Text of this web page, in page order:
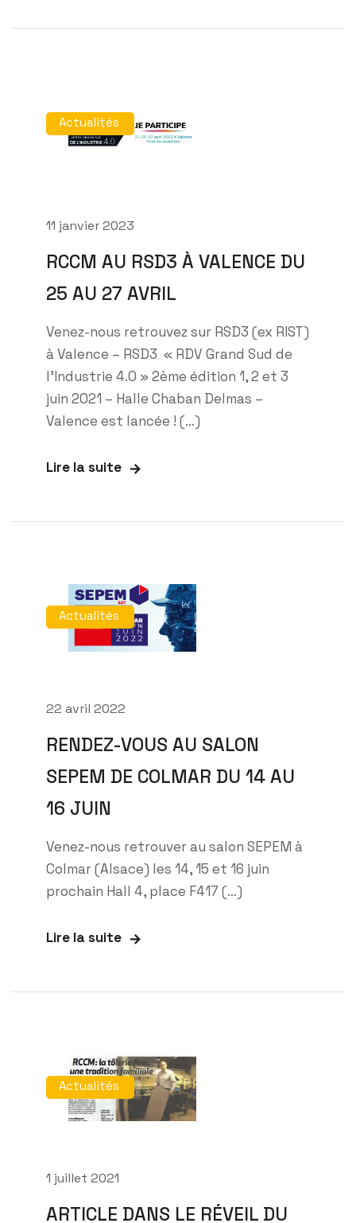
Actualités
11 janvier 2023
RCCM AU RSD3 À VALENCE DU
25 AU 27 AVRIL
Venez-nous retrouvez sur RSD3 (ex RIST)
à Valence – RSD3 « RDV Grand Sud de
l’Industrie 4.0 » 2ème édition 1, 2 et 3
juin 2021 – Halle Chaban Delmas –
Valence est lancée ! (…)
Lire la suite
Actualités
22 avril 2022
RENDEZ-VOUS AU SALON
SEPEM DE COLMAR DU 14 AU
16 JUIN
Venez-nous retrouver au salon SEPEM à
Colmar (Alsace) les 14, 15 et 16 juin
prochain Hall 4, place F417 (…)
Lire la suite
Actualités
1 juillet 2021
ARTICLE DANS LE RÉVEIL DU